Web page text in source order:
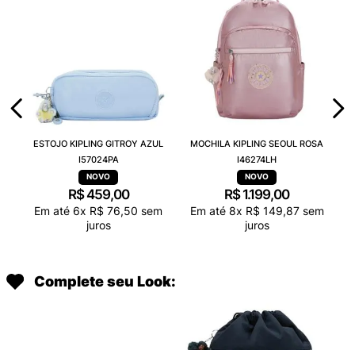
ESTOJO KIPLING GITROY AZUL
I57024PA
R$459,00
Em até 6x R$ 76,50 sem
juros
MOCHILA KIPLING SEOUL ROSA
I46274LH
R$ 1.199,00
Em até 8x R$ 149,87sem
juros
Complete seu Look: